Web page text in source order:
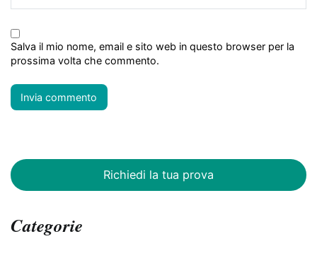
Salva il mio nome, email e sito web in questo browser per la
prossima volta che commento.
Richiedi la tua prova
Categorie